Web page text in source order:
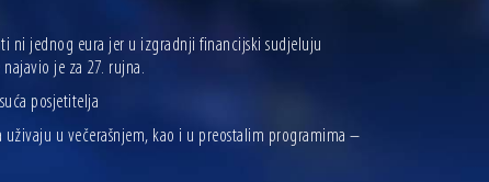
ni jednog eura jer u izgradnji financijski sudjeluju
je za 27. rujna.
posjetitelja
u večerašnjem, kao i u preostalim programima –